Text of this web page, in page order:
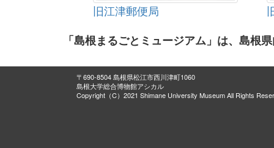
旧江津郵便局
「島根まるごとミュージアム」は、島根
〒690-8504 島根県松江市西川津町1060
島根大学総合博物館アシカル
Copyright（C）2021 Shimane University Museum All Rights